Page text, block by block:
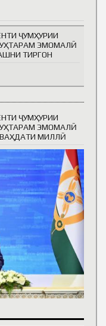
ҶУМҲУРИИ
ЭМОМАЛӢ
ТИРГОН
ҶУМҲУРИИ
ЭМОМАЛӢ
МИЛЛӢ